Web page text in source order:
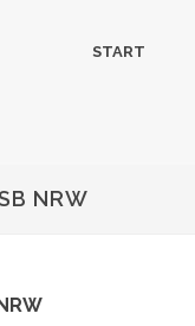
START
NRW